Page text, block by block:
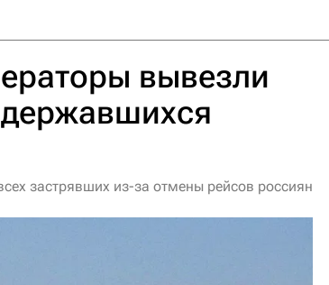
вывезли
застрявших из-за отмены рейсов россиян